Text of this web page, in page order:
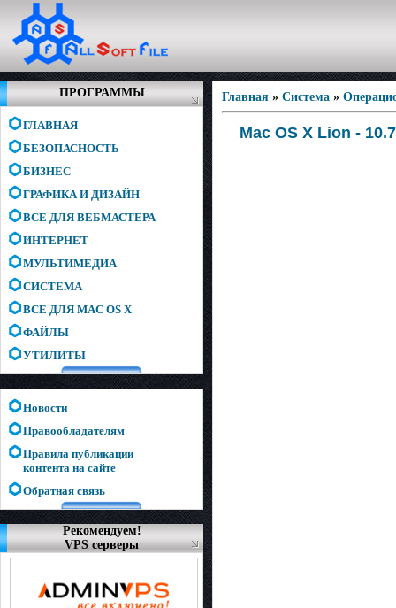
ПРОГРАММЫ
ГЛАВНАЯ
БЕЗОПАСНОСТЬ
БИЗНЕС
ГРАФИКА И ДИЗАЙН
ВСЕ ДЛЯ ВЕБМАСТЕРА
ИНТЕРНЕТ
МУЛЬТИМЕДИА
СИСТЕМА
ВСЕ ДЛЯ MAC OS X
ФАЙЛЫ
УТИЛИТЫ
Новости
Правообладателям
Правила публикации
контента на сайте
Обратная связь
Рекомендуем!
VPS серверы
Главная » Система »
Mac OS X Lion -